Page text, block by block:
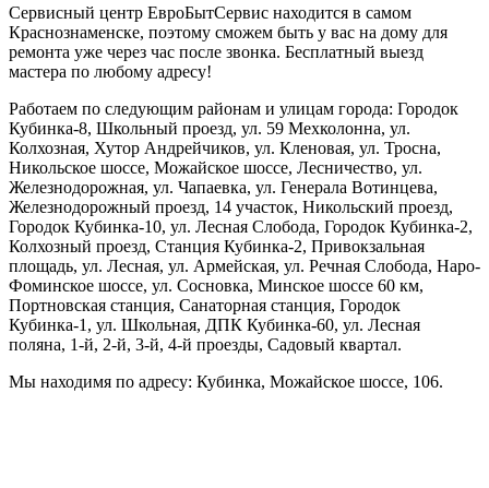
Сервисный центр ЕвроБытСервис находится в самом
Краснознаменске, поэтому сможем быть у вас на дому для
ремонта уже через час после звонка. Бесплатный выезд
мастера по любому адресу!
Работаем по следующим районам и улицам города: Городок
Кубинка-8, Школьный проезд, ул. 59 Мехколонна, ул.
Колхозная, Хутор Андрейчиков, ул. Кленовая, ул. Тросна,
Никольское шоссе, Можайское шоссе, Лесничество, ул.
Железнодорожная, ул. Чапаевка, ул. Генерала Вотинцева,
Железнодорожный проезд, 14 участок, Никольский проезд,
Городок Кубинка-10, ул. Лесная Слобода, Городок Кубинка-2,
Колхозный проезд, Станция Кубинка-2, Привокзальная
площадь, ул. Лесная, ул. Армейская, ул. Речная Слобода, Наро-
Фоминское шоссе, ул. Сосновка, Минское шоссе 60 км,
Портновская станция, Санаторная станция, Городок
Кубинка-1, ул. Школьная, ДПК Кубинка-60, ул. Лесная
поляна, 1-й, 2-й, 3-й, 4-й проезды, Садовый квартал.
Мы находимя по адресу: Кубинка, Можайское шоссе, 106.